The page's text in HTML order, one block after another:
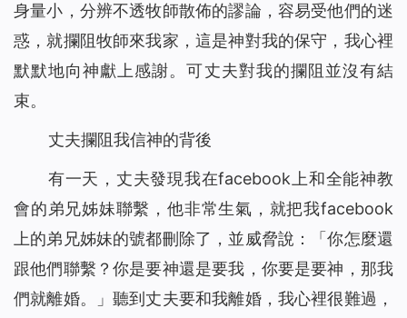
身量小，分辨不透牧師散佈的謬論，容易受他們的迷
惑，就攔阻牧師來我家，這是神對我的保守，我心裡
默默地向神獻上感謝。可丈夫對我的攔阻並沒有結
束。
丈夫攔阻我信神的背後
有一天，丈夫發現我在facebook上和全能神教
會的弟兄姊妹聯繫，他非常生氣，就把我facebook
上的弟兄姊妹的號都刪除了，並威脅說：「你怎麼還
跟他們聯繫？你是要神還是要我，你要是要神，那我
們就離婚。」聽到丈夫要和我離婚，我心裡很難過，